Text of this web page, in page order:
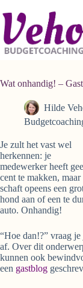
naar
de
inhoud
Wat onhandig! –
Hilde
Je zult het vast wel
herkennen: je
medewerker heeft
cent te makken, maar
schaft opeens een
hond aan of een te
auto. Onhandig!
“Hoe dan!?” vraag je
af. Over dit
kunnen ook
een gastblog